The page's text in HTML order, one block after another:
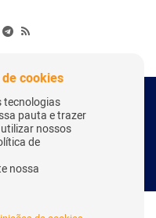
Direitos Reservados
cookies
tecnologias
pauta e trazer
nossos
de
nossa